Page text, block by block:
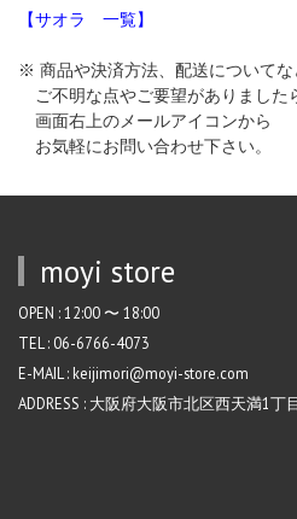
【サオラ 一覧】
※ 商品や決済方法、配送についてな
ご不明な点やご要望がありました
画面右上のメールアイコンから
お気軽にお問い合わせ下さい。
moyi store
OPEN : 12:00 〜 18:00
TEL : 06-6766-4073
E-MAIL : keijimori@moyi-store.com
ADDRESS : 大阪府大阪市北区西天満1丁